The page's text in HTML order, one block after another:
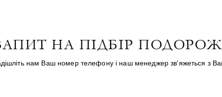
НА ПІДБІР
нам Ваш номер телефону і наш менеджер зв'яжеться з